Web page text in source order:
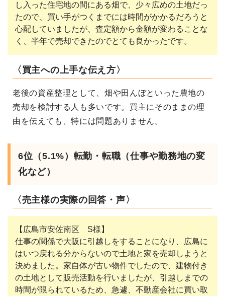
し入った住宅地の間にある畑で、少々広めの土地だっ
たので、買い手がつくまでには時間がかかるだろうと
心配していましたが、査定額から金額が変わることな
く、半年で売却できたのでとても良かったです。
〈買主への上手な伝え方〉
老後の資産整理として、畑や田んぼといった農地の
売却を検討する人も多いです。買主にそのままの理
由を伝えても、特には問題ありません。
6位（5.1%）転勤・転職（仕事や勤務地の変
化など）
〈売主様の実際の回答・声〉
【広島市安佐南区 S様】
仕事の関係で大阪に引越しをすることになり、広島に
はいつ戻れる分からないので土地と家を売却しようと
決めました。家自体が古い物件でしたので、建物付き
の土地として販売活動を行いましたが、引越しまでの
時間が限られているため、急遽、不動産会社に買い取